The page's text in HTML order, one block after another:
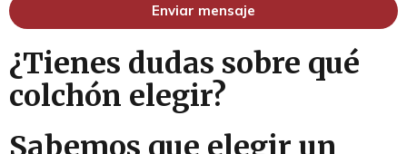
¿Tienes dudas sobre qué
colchón elegir?
Sabemos que elegir un
Enviar mensaje